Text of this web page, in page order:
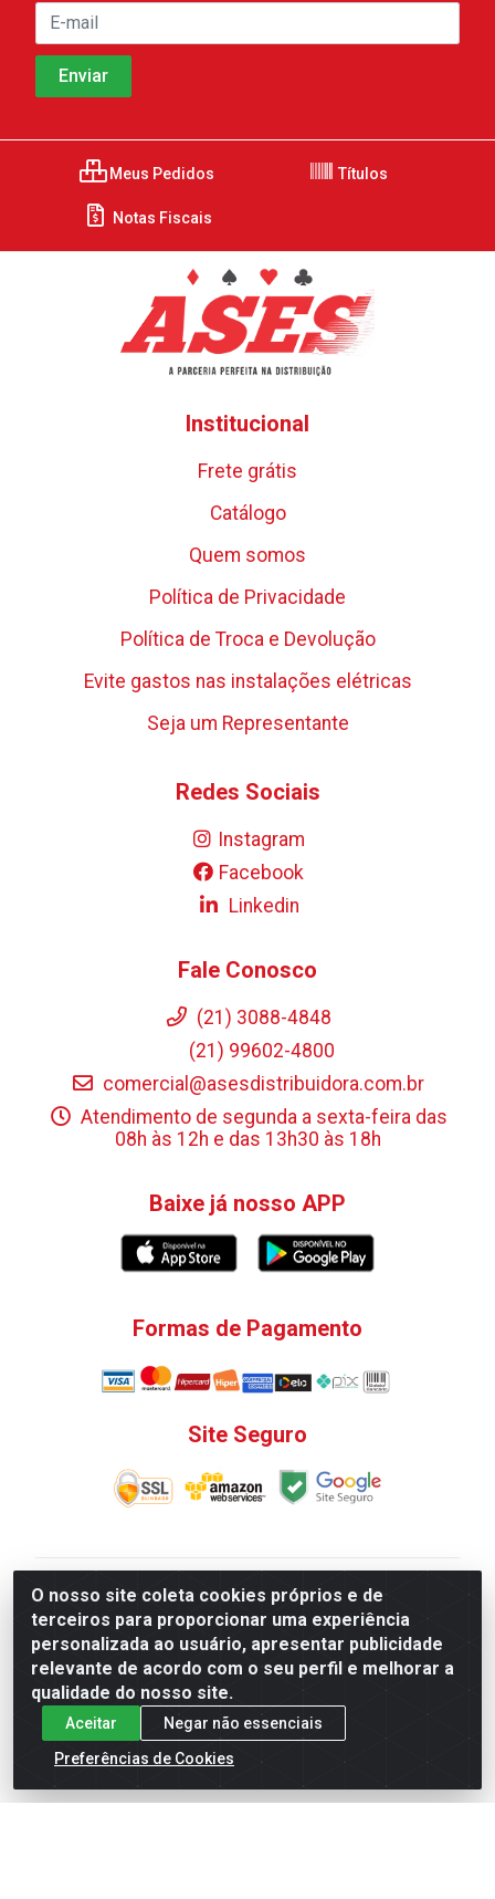
O nosso site coleta cookies próprios e de
terceiros para proporcionar uma experiência
personalizada ao usuário, apresentar publicidade
relevante de acordo com o seu perfil e melhorar a
qualidade do nosso site.
Aceitar
Negar não essenciais
Preferências de Cookies
Meus Pedidos Títulos
Notas Fiscais
Institucional
Frete grátis
Catálogo
Quem somos
Política de Privacidade
Política de Troca e Devolução
Evite gastos nas instalações elétricas
Seja um Representante
Redes Sociais
Instagram
Facebook
Linkedin
Fale Conosco
(21) 3088-4848
(21) 99602-4800
comercial@asesdistribuidora.com.br
Atendimento de segunda a sexta-feira das
08h às 12h e das 13h30 às 18h
Baixe já nosso APP
Formas de Pagamento
Site Seguro
V. C. Ferragens LTDA - Rua do Matoso, 132 - Praça da
Bandeira, Rio de Janeiro/ RJ - CEP 20.270-135 - CNPJ
12.324.723/0001-25
Todas as regras de promoções, descontos, preços e
prazos de pagamento e entrega expostos aqui são
válidos apenas para compras via internet. Preços e
estoque sujeito a alterações sem aviso prévio.